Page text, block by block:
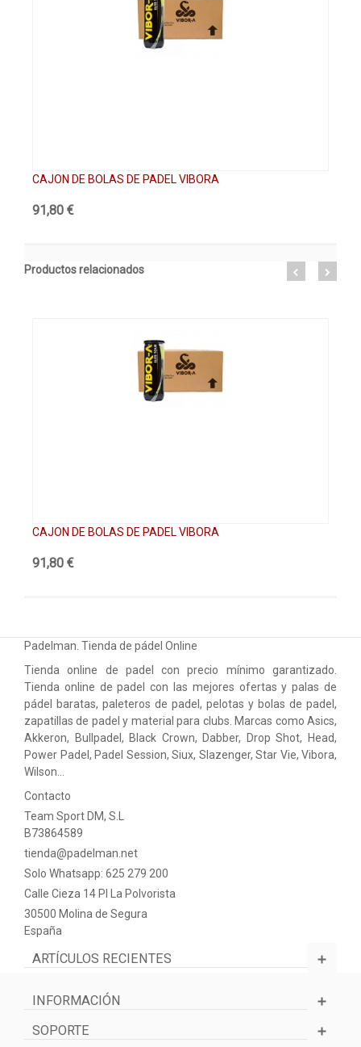
CAJON DE BOLAS DE PADEL VIBORA
91,80 €
Productos relacionados
CAJON DE BOLAS DE PADEL VIBORA
91,80 €
Padelman. Tienda de pádel Online
Tienda online de padel con precio mínimo garantizado.
Tienda online de padel con las mejores ofertas y palas de
pádel baratas, paleteros de padel, pelotas y bolas de padel,
zapatillas de padel y material para clubs. Marcas como Asics,
Akkeron, Bullpadel, Black Crown, Dabber, Drop Shot, Head,
Power Padel, Padel Session, Siux, Slazenger, Star Vie, Vibora,
Wilson…
Contacto
Team Sport DM, S.L
B73864589
tienda@padelman.net
Solo Whatsapp: 625 279 200
Calle Cieza 14 PI La Polvorista
30500 Molina de Segura
España
ARTÍCULOS RECIENTES
INFORMACIÓN
SOPORTE